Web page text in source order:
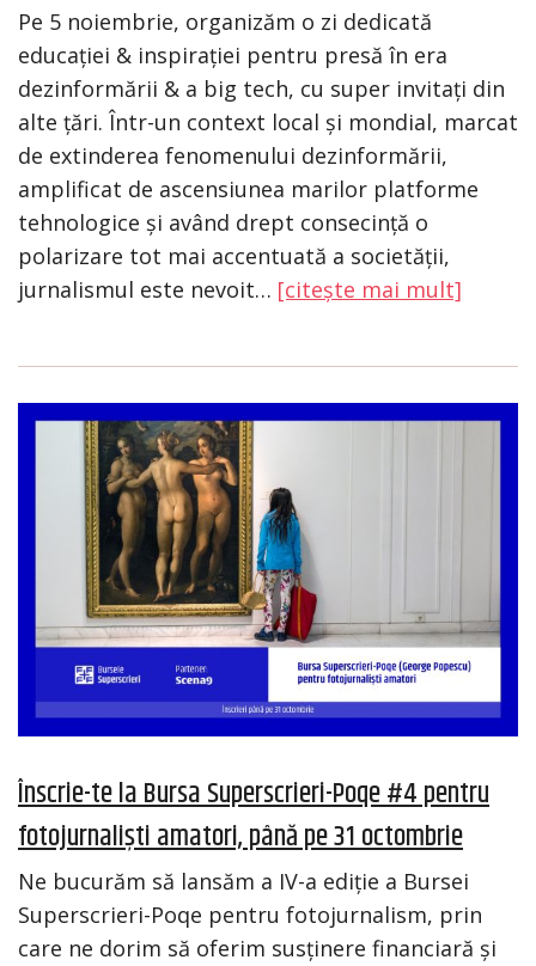
Pe 5 noiembrie, organizăm o zi dedicată
educației & inspirației pentru presă în era
dezinformării & a big tech, cu super invitați din
alte țări. Într-un context local și mondial, marcat
de extinderea fenomenului dezinformării,
amplificat de ascensiunea marilor platforme
tehnologice și având drept consecință o
polarizare tot mai accentuată a societății,
jurnalismul este nevoit… [citește mai mult]
Înscrie-te la Bursa Superscrieri-Poqe #4 pentru
fotojurnaliști amatori, până pe 31 octombrie
Ne bucurăm să lansăm a IV-a ediție a Bursei
Superscrieri-Poqe pentru fotojurnalism, prin
care ne dorim să oferim susținere financiară și